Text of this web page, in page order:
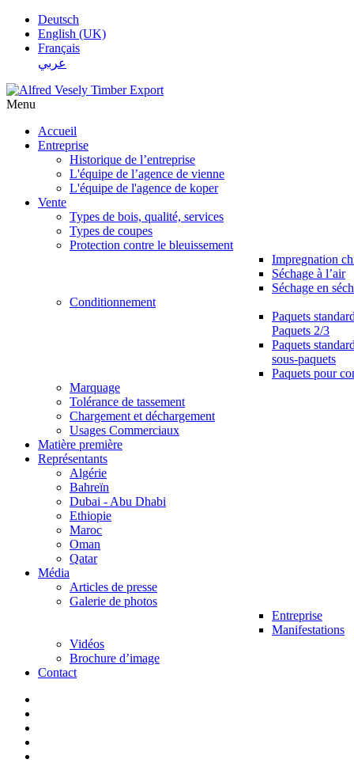
Deutsch
English (UK)
Français
عربي
Menu
Accueil
Entreprise
Historique de l’entreprise
L'équipe de l’agence de vienne
L'équipe de l'agence de koper
Vente
Types de bois, qualité, services
Types de coupes
Protection contre le bleuissement
Impregnation
Séchage à l’air
Séchage en
Conditionnement
Paquets
Paquets 2/3
Paquets
sous-paquets
Paquets pour
Marquage
Tolérance de tassement
Chargement et déchargement
Usages Commerciaux
Matière première
Représentants
Algérie
Bahreïn
Dubai - Abu Dhabi
Ethiopie
Maroc
Oman
Qatar
Média
Articles de presse
Galerie de photos
Entreprise
Manifestations
Vidéos
Brochure d’image
Contact